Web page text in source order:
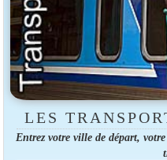
LES
Entrez votre ville de départ,